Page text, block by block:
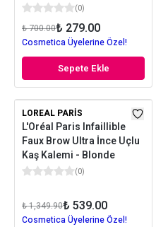
(0)
₺ 700.00₺ 279.00
Cosmetica Üyelerine Özel!
Sepete Ekle
LOREAL PARIS
L'Oréal Paris Infaillible
Faux Brow Ultra İnce Uçlu
Kaş Kalemi - Blonde
(0)
₺ 1,349.90₺ 539.00
Cosmetica Üyelerine Özel!